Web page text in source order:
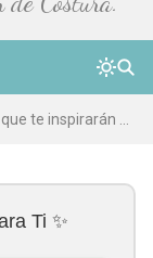
Más de 20 frases de costura y moda que te inspirarán y emocionarán
Ti ✨